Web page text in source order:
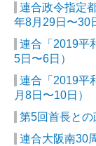
連合政令指定
年8月29日〜30
連合「2019平
5日〜6日）
連合「2019平
月8日〜10日）
第5回首長との
連合大阪南30